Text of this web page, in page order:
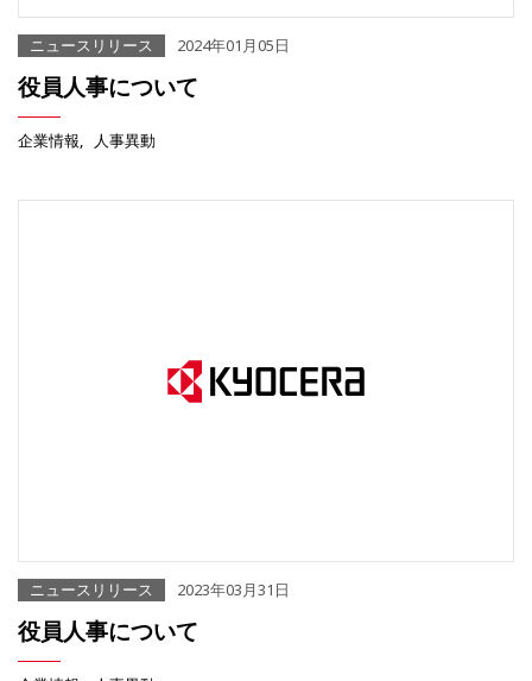
ニュースリリース 2024年01月05日
役員人事について
企業情報 人事異動
ニュースリリース 2023年03月31日
役員人事について